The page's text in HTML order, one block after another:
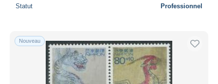
Statut Professionnel
Nouveau